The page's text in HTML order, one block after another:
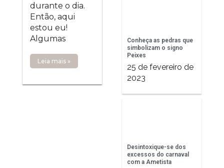
durante o dia.
Então, aqui
estou eu!
Algumas
Leia mais »
Conheça as pedras que
simbolizam o signo
Peixes
25 de fevereiro de
2023
Desintoxique-se dos
excessos do carnaval
com a Ametista